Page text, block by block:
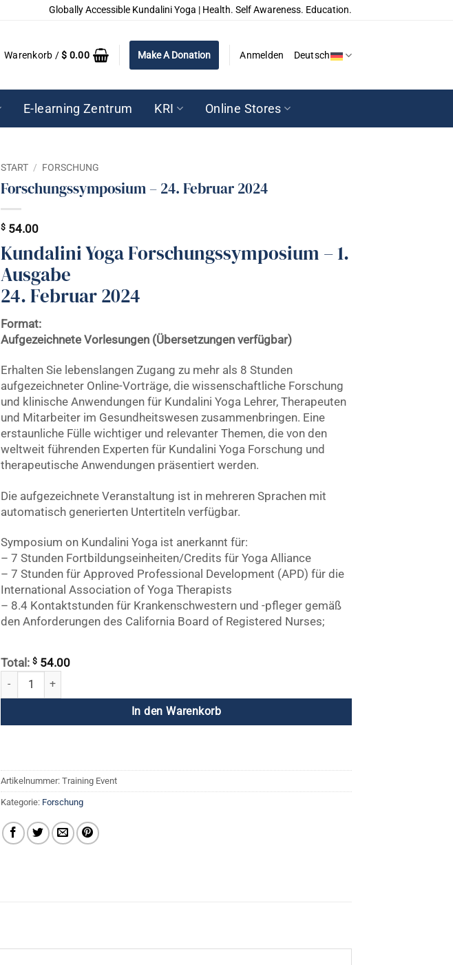
Globally Accessible Kundalini Yoga | Health. Self Awareness. Education.
Warenkorb /$ 0.00 Make A Donation Anmelden Deutsch
E-learning Zentrum KRI Online Stores
START / FORSCHUNG
Forschungssymposium – 24. Februar 2024
$ 54.00
Kundalini Yoga Forschungssymposium – 1.
Ausgabe
24. Februar 2024
Format:
Aufgezeichnete Vorlesungen (Übersetzungen verfügbar)
Erhalten Sie lebenslangen Zugang zu mehr als 8 Stunden
aufgezeichneter Online-Vorträge, die wissenschaftliche Forschung
und klinische Anwendungen für Kundalini Yoga Lehrer, Therapeuten
und Mitarbeiter im Gesundheitswesen zusammenbringen. Eine
erstaunliche Fülle wichtiger und relevanter Themen, die von den
weltweit führenden Experten für Kundalini Yoga Forschung und
therapeutische Anwendungen präsentiert werden.
Die aufgezeichnete Veranstaltung ist in mehreren Sprachen mit
automatisch generierten Untertiteln verfügbar.
Symposium on Kundalini Yoga ist anerkannt für:
– 7 Stunden Fortbildungseinheiten/Credits für Yoga Alliance
– 7 Stunden für Approved Professional Development (APD) für die
International Association of Yoga Therapists
– 8.4 Kontaktstunden für Krankenschwestern und -pfleger gemäß
den Anforderungen des California Board of Registered Nurses;
Total: $ 54.00
Forschungssymposium - 24. Februar 2024 Menge
In den Warenkorb
Artikelnummer: Training Event
Kategorie: Forschung